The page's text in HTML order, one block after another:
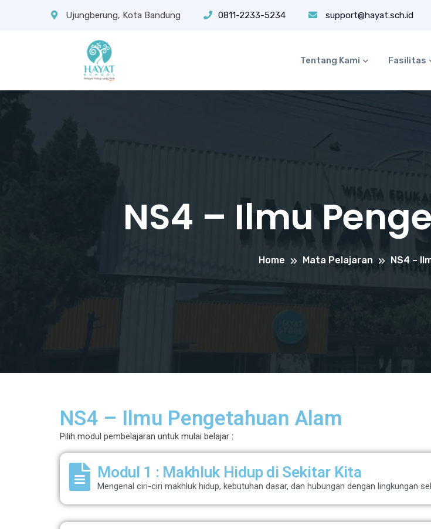
Ujungberung, Kota Bandung 0811-2233-5234 support@hayat.sch.id
Tentang Kami Fasilitas
NS4 – Ilmu
Home Mata Pelajaran NS4 –
NS4 – Ilmu Pengetahuan Alam
Pilih modul pembelajaran untuk mulai belajar :
Modul 1 : Makhluk Hidup di Sekitar Kita
Mengenal ciri-ciri makhluk hidup, kebutuhan dasar, dan hubungan dengan lingkungan